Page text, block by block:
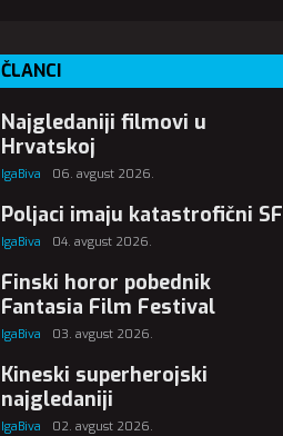
ČLANCI
Najgledaniji filmovi u
Hrvatskoj
IgaBiva 06. avgust 2026.
Poljaci imaju katastrofični SF
IgaBiva 04. avgust 2026.
Finski horor pobednik
Fantasia Film Festival
IgaBiva 03. avgust 2026.
Kineski superherojski
najgledaniji
IgaBiva 02. avgust 2026.